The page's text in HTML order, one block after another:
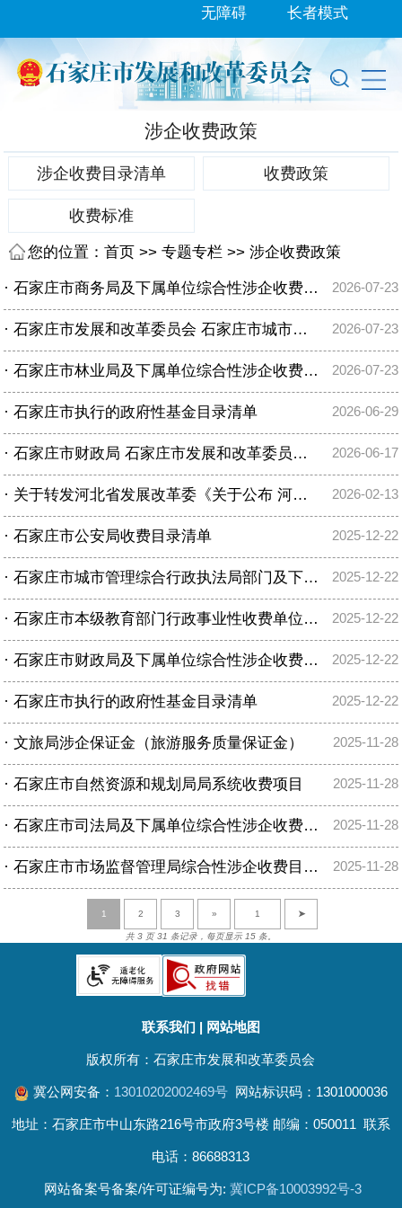
无障碍 长者模式
涉企收费政策
涉企收费目录清单 收费政策
收费标准
您的位置：首页 >>专题专栏 >>涉企收费政策
· 石家庄市商务局及下属单位综合性涉企收费目录清单 2026-07-23
· 石家庄市发展和改革委员会 石家庄市城市管理综合行政执法局 关于印发《非居民厨余垃圾处理计量收费标准》的通知 2026-07-23
· 石家庄市林业局及下属单位综合性涉企收费目录清单 2026-07-23
· 石家庄市执行的政府性基金目录清单 2026-06-29
· 石家庄市财政局 石家庄市发展和改革委员会 关于发布2026年行政事业性收费目录的公告 2026-06-17
· 关于转发河北省发展改革委《关于公布 河北省政府定价的经营服务性收费目录清单（2026版）》的通知 2026-02-13
· 石家庄市公安局收费目录清单 2025-12-22
· 石家庄市城市管理综合行政执法局部门及下属单位综合性涉企收费目录清单 2025-12-22
· 石家庄市本级教育部门行政事业性收费单位目录清单 2025-12-22
· 石家庄市财政局及下属单位综合性涉企收费目录清单 2025-12-22
· 石家庄市执行的政府性基金目录清单 2025-12-22
· 文旅局涉企保证金（旅游服务质量保证金） 2025-11-28
· 石家庄市自然资源和规划局局系统收费项目 2025-11-28
· 石家庄市司法局及下属单位综合性涉企收费目录清单 2025-11-28
· 石家庄市市场监督管理局综合性涉企收费目录清单 2025-11-28
1 2 3 » ➤
共 3 页 31 条记录，每页显示 15 条。